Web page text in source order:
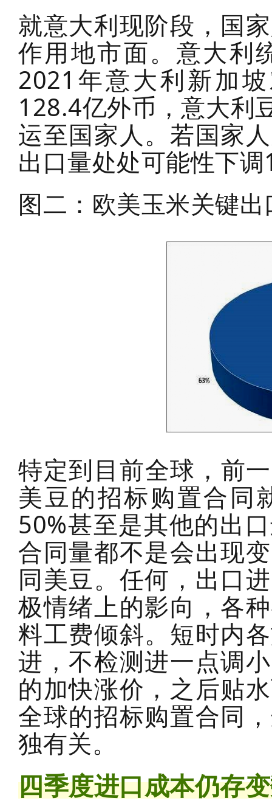
就意大利现阶段，国
作用地市面。意大利
2021年意大利新加
128.4亿外币，意大利
运至国家人。若国家
出口量处处可能性下
图二：欧美玉米关键
特定到目前全球，前
美豆的招标购置合同
50%甚至是其他的出
合同量都不是会出现
同美豆。任何，出口
极情绪上的影向，各
料工费倾斜。短时内
进，不检测进一点调
的加快涨价，之后贴
全球的招标购置合同
独有关。
四季度进口成本仍存